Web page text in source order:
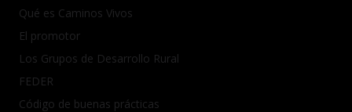
Qué es Caminos Vivos
El promotor
Los Grupos de Desarrollo Rural
FEDER
Código de buenas prácticas